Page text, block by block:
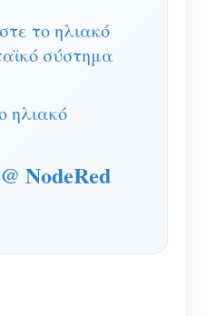
Pro
και Προσομοίωσης
το ηλιακό
σύστημα
ηλιακό
NodeRed